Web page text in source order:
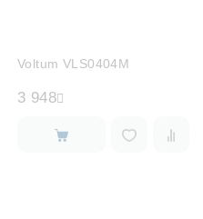
Voltum VLS0404M
3 948